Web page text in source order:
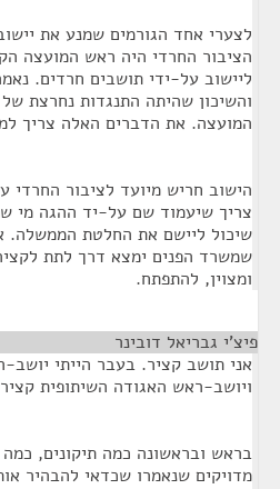
לצערי אחד הגורמים שמנע את
הציבור החרדי היה ראש המועצה
ליישוב על-ידי תושבים חרדים.
והשיכון שהיתה התנגדות נחרצת
המועצה. את הדברים האלה צריך
הישוב חריש מיועד לציבור
צריך שיעמוד שם על-יד ההגה מי
שיכול ליישם את החלטת הממשלה.
שמשרד הפנים ימצא דרך לתת
ומצוין, להתפתח.
פיצ'י גבריאל דובינר
אני תושב קציר. בעבר הייתי
ויושב-ראש האגודה השיתופית
בראש ובראשונה כמה תיקונים,
מדויקים שנאמרו שכדאי להבהיר